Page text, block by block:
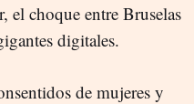
el choque entre Bruselas
digitales.
de mujeres y